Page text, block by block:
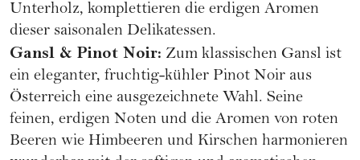
Unterholz, komplettieren die erdigen Aromen
dieser saisonalen Delikatessen.
Gansl & Pinot Noir: Zum klassischen Gansl ist
ein eleganter, fruchtig-kühler Pinot Noir aus
Österreich eine ausgezeichnete Wahl. Seine
feinen, erdigen Noten und die Aromen von roten
Beeren wie Himbeeren und Kirschen harmonieren